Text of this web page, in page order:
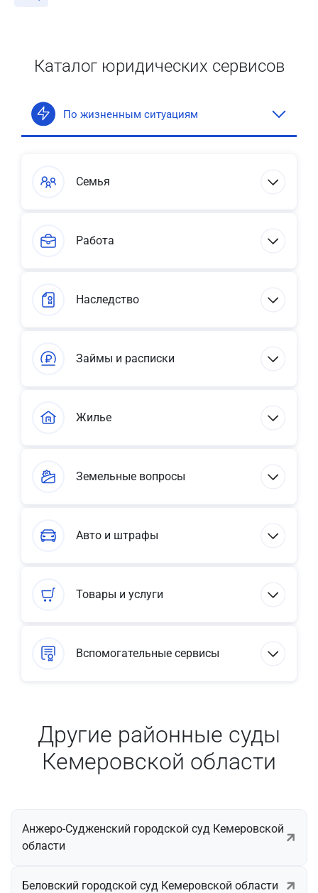
Каталог юридических сервисов
По жизненным ситуациям
Семья
Работа
Наследство
Займы и расписки
Жилье
Земельные вопросы
Авто и штрафы
Товары и услуги
Вспомогательные сервисы
Другие районные суды
Кемеровской области
Анжеро-Судженский городской суд Кемеровской
области
Беловский городской суд Кемеровской области